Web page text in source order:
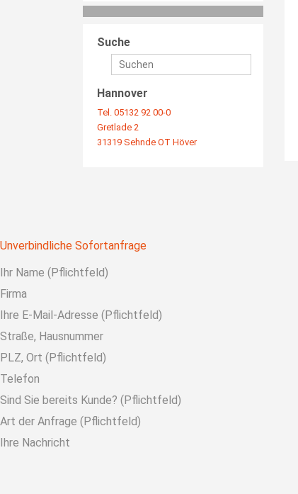
Suche
Hannover
Tel. 05132 92 00-0
Gretlade 2
31319 Sehnde OT Höver
Unverbindliche Sofortanfrage
Ihr Name (Pflichtfeld)
Firma
Ihre E-Mail-Adresse (Pflichtfeld)
Straße, Hausnummer
PLZ, Ort (Pflichtfeld)
Telefon
Sind Sie bereits Kunde? (Pflichtfeld)
Art der Anfrage (Pflichtfeld)
Ihre Nachricht